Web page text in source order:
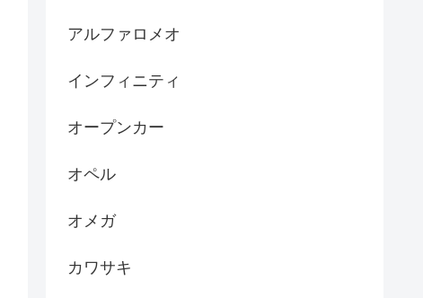
アルファロメオ
インフィニティ
オープンカー
オペル
オメガ
カワサキ